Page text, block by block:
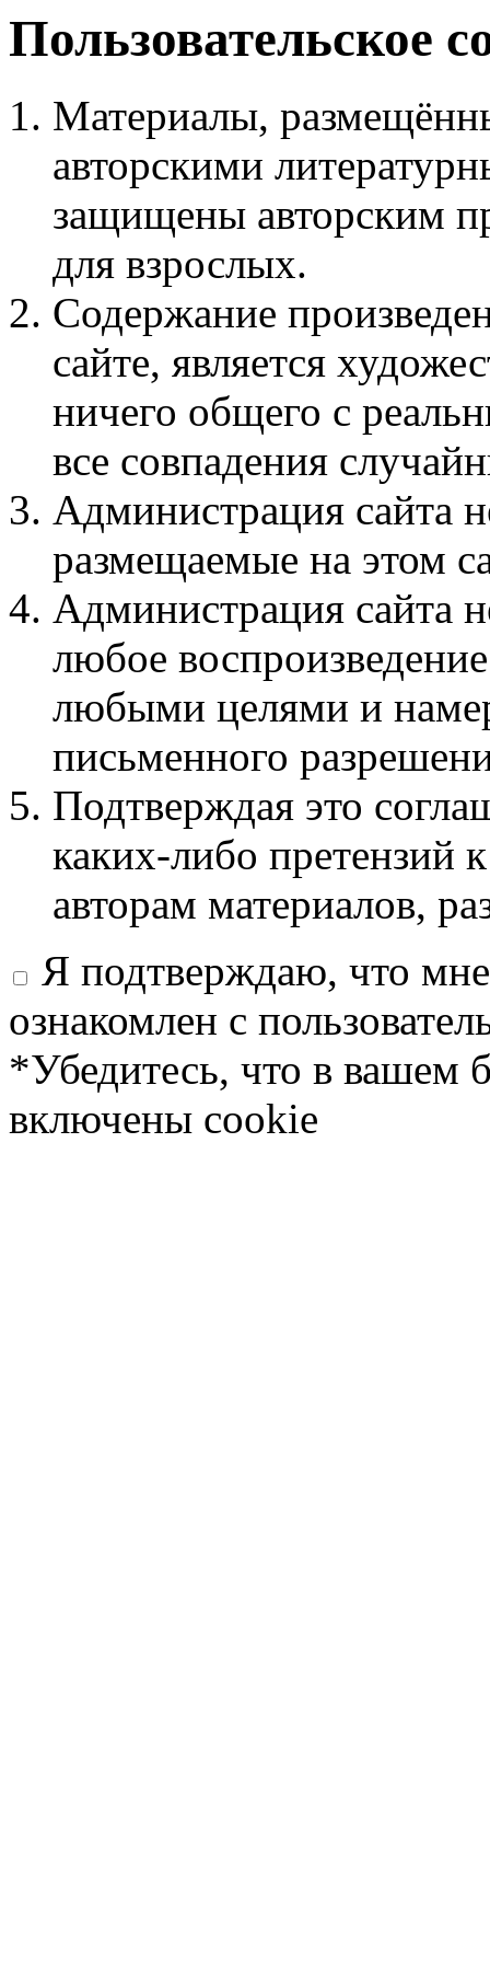
Пользовательское
Материалы,
авторскими
защищены авторским
для взрослых.
Содержание
сайте, является
ничего общего с
все совпадения
Администрация сайта
размещаемые на этом
Администрация сайта
любое
любыми целями и
письменного
Подтверждая это
каких-либо претензий
авторам материалов,
Я подтверждаю, что
ознакомлен с
*Убедитесь, что в вашем
включены cookie